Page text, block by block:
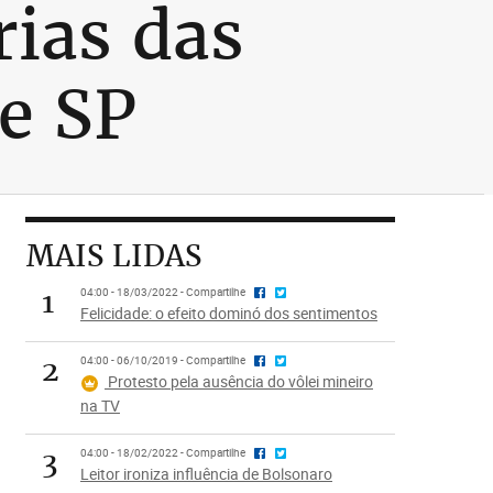
das
SP
MAIS LIDAS
1
04:00 - 18/03/2022 - Compartilhe
Felicidade: o efeito dominó dos sentimentos
2 04:00 - 06/10/2019 - Compartilhe
Protesto pela ausência do vôlei mineiro
na TV
3 04:00 - 18/02/2022 - Compartilhe
Leitor ironiza influência de Bolsonaro